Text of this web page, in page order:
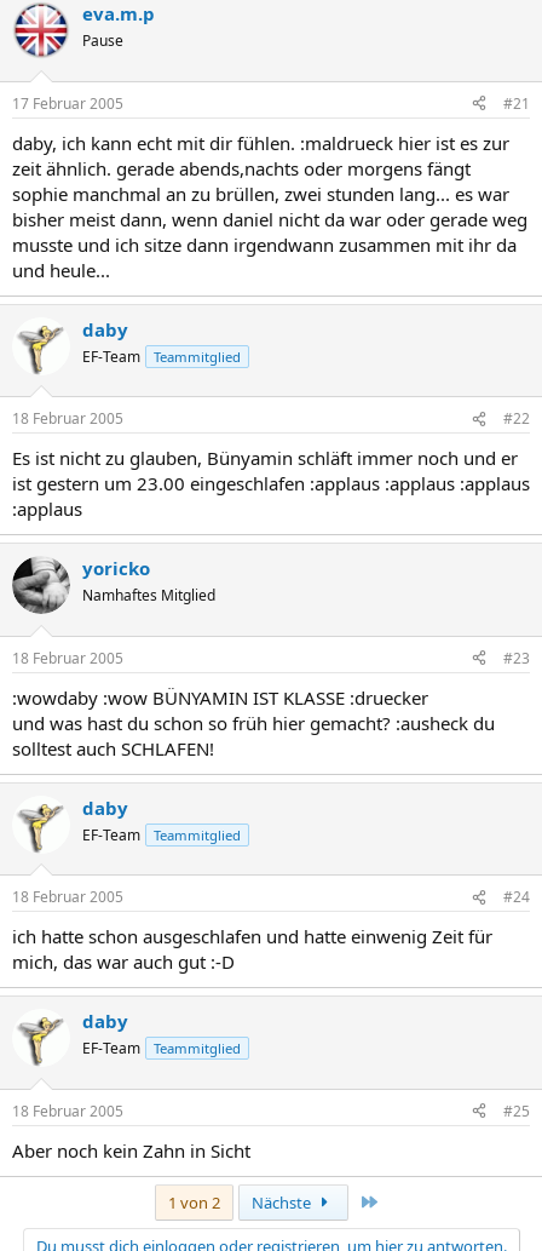
eva.m.p
Pause
17 Februar 2005 #21
daby, ich kann echt mit dir fühlen. :maldrueck hier ist es zur
zeit ähnlich. gerade abends,nachts oder morgens fängt
sophie manchmal an zu brüllen, zwei stunden lang... es war
bisher meist dann, wenn daniel nicht da war oder gerade weg
musste und ich sitze dann irgendwann zusammen mit ihr da
und heule...
daby
EF-Team Teammitglied
18 Februar 2005 #22
Es ist nicht zu glauben, Bünyamin schläft immer noch und er
ist gestern um 23.00 eingeschlafen :applaus :applaus :applaus
:applaus
yoricko
Namhaftes Mitglied
18 Februar 2005 #23
:wowdaby :wow BÜNYAMIN IST KLASSE :druecker
und was hast du schon so früh hier gemacht? :ausheck du
solltest auch SCHLAFEN!
daby
EF-Team Teammitglied
18 Februar 2005 #24
ich hatte schon ausgeschlafen und hatte einwenig Zeit für
mich, das war auch gut :-D
daby
EF-Team Teammitglied
18 Februar 2005 #25
Aber noch kein Zahn in Sicht
1 von 2 Nächste
Du musst dich einloggen oder registrieren, um hier zu antworten.